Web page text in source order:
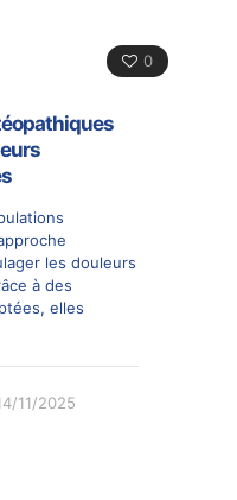
0
les douleurs
à des
elles
11/2025